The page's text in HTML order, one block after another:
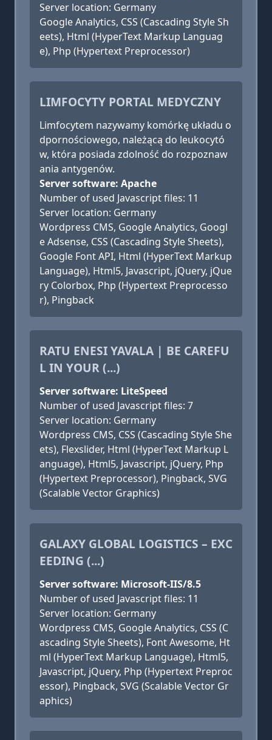
Server location: Germany
Google Analytics, CSS (Cascading Style Sh
eets), Html (HyperText Markup Languag
e), Php (Hypertext Preprocessor)
LIMFOCYTY PORTAL MEDYCZNY
Limfocytem nazywamy komórkę układu o
dpornościowego, należącą do leukocytó
w, która posiada zdolność do rozpoznaw
ania antygenów.
Server software: Apache
Number of used Javascript files: 11
Server location: Germany
Wordpress CMS, Google Analytics, Googl
e Adsense, CSS (Cascading Style Sheets),
Google Font API, Html (HyperText Markup
Language), Html5, Javascript, jQuery, jQue
ry Colorbox, Php (Hypertext Preprocesso
r), Pingback
RATU ENESI YAVALA | BE CAREFU
L IN YOUR (...)
Server software: LiteSpeed
Number of used Javascript files: 7
Server location: Germany
Wordpress CMS, CSS (Cascading Style She
ets), Flexslider, Html (HyperText Markup L
anguage), Html5, Javascript, jQuery, Php
(Hypertext Preprocessor), Pingback, SVG
(Scalable Vector Graphics)
GALAXY GLOBAL LOGISTICS – EXC
EEDING (...)
Server software: Microsoft-IIS/8.5
Number of used Javascript files: 11
Server location: Germany
Wordpress CMS, Google Analytics, CSS (C
ascading Style Sheets), Font Awesome, Ht
ml (HyperText Markup Language), Html5,
Javascript, jQuery, Php (Hypertext Preproc
essor), Pingback, SVG (Scalable Vector Gr
aphics)